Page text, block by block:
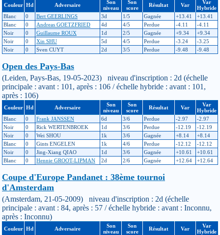
Couleur Hd Adversaire
Son
niveau
Son
score
Résultat Var
Var
Hybride
Blanc
0 Bert GEERLINGS 3d 1/5 Gagnée +13.41
+13.41
Blanc
0 Andreas GOETZFRIED 4d 4/5 Perdue -4.11
-4.11
Noir
0 Guillaume ROUX 1d 2/5 Gagnée +9.34
+9.34
Noir
0 Xin SHU 5d 4/5 Perdue -3.24
-3.25
Noir
0 Sven CUYT 2d 3/5 Perdue -9.48 -9.48
Open des Pays-Bas
(Leiden, Pays-Bas, 19-05-2023) niveau d'inscription : 2d (échelle
principale : avant : 101, après : 106 / échelle hybride : avant : 101,
après : 106)
Couleur Hd Adversaire
Son
niveau
Son
score
Résultat Var
Var
Hybride
Blanc
0 Frank JANSSEN 6d 3/6 Perdue -2.97
-2.97
Noir
0 Rick WERTENBROEK 1d 3/6 Perdue -12.19
-12.19
Noir
0 Wei SHOU 1k 3/6 Gagnée +8.14
+8.14
Blanc
0 Gints ENGELEN 1k 4/6 Perdue -12.12
-12.12
Noir
0 Jing-Xiang QIAO 1d 3/6 Gagnée +10.61
+10.61
Blanc
0 Hennie GROOT-LIPMAN 2d 2/6 Gagnée +12.64 +12.64
Coupe d'Europe Pandanet : 38ème tournoi
d'Amsterdam
(Amsterdam, 21-05-2009) niveau d'inscription : 2d (échelle
principale : avant : 84, après : 57 / échelle hybride : avant : Inconnu,
après : Inconnu)
Couleur Hd Adversaire
Son
niveau
Son
score
Résultat Var
Var
Hybride